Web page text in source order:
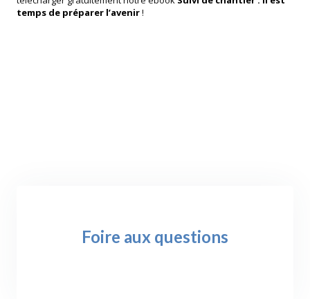
temps de préparer l’avenir!
Foire aux questions